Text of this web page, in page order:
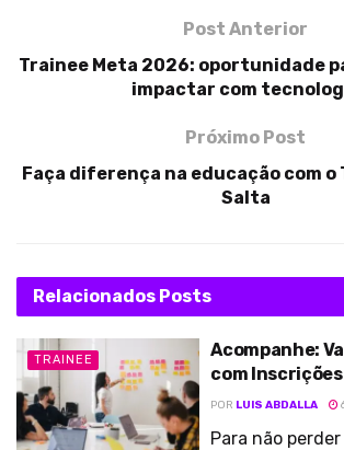
Post Anterior
Trainee Meta 2026: oportunidade
impactar com
Próximo Post
Faça diferença na educação com o
Salta
Relacionados Posts
TRAINEE
Acompanhe:
com
POR LUIS ABDALLA
Para não